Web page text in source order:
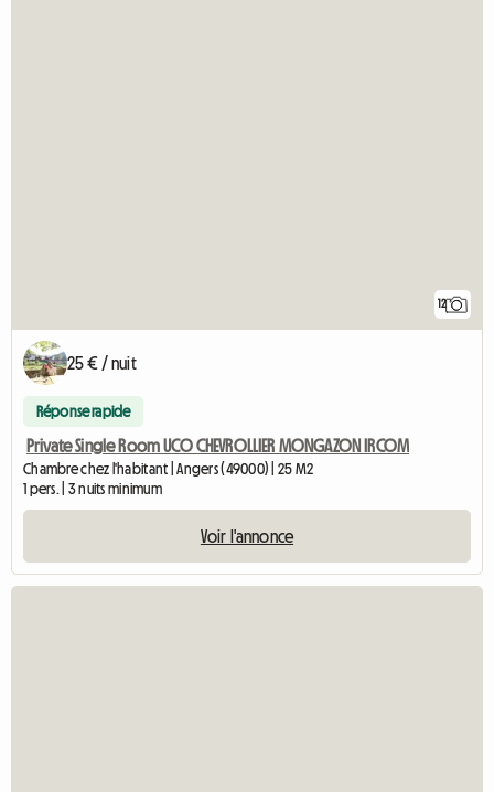
12
25 € / nuit
Réponse rapide
Private Single Room UCO CHEVROLLIER MONGAZON IRCOM
Chambre chez l'habitant | Angers (49000) | 25 M2
1 pers. | 3 nuits minimum
Voir l'annonce